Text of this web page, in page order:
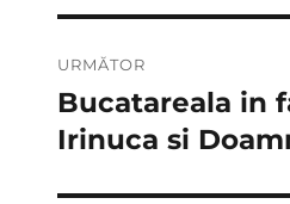
URMĂTOR
Articolul
următor:
Bucatareala in
Irinuca si